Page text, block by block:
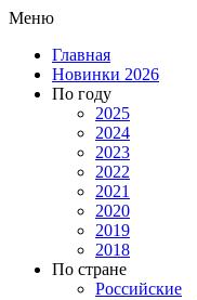
Меню
Главная
Новинки 2026
По году
2025
2024
2023
2022
2021
2020
2019
2018
По стране
Российские